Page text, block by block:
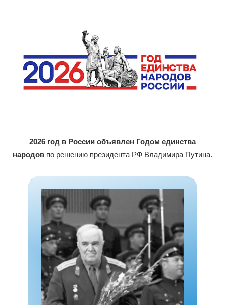
2026 год в России объявлен Годом единства
народов по решению президента РФ Владимира Путина.